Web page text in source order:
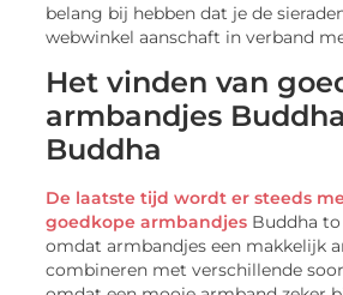
belang bij hebben dat je de
webwinkel aanschaft in verband
Het vinden van
armbandjes
Buddha
De laatste tijd wordt er steeds
goedkope armbandjes Buddha
omdat armbandjes een makkelijk
combineren met verschillende